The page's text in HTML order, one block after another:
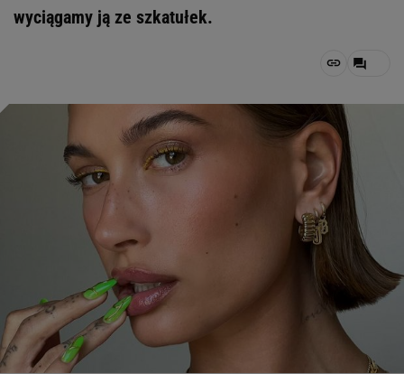
wyciągamy ją ze szkatułek.